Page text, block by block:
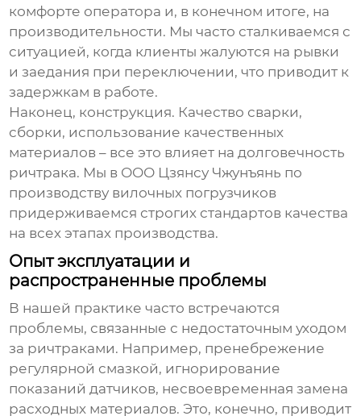
комфорте оператора и, в конечном итоге, на
производительности. Мы часто сталкиваемся с
ситуацией, когда клиенты жалуются на рывки
и заедания при переключении, что приводит к
задержкам в работе.
Наконец, конструкция. Качество сварки,
сборки, использование качественных
материалов – все это влияет на долговечность
ричтрака. Мы в ООО Цзянсу Чжунъянь по
производству вилочных погрузчиков
придерживаемся строгих стандартов качества
на всех этапах производства.
Опыт эксплуатации и
распространенные проблемы
В нашей практике часто встречаются
проблемы, связанные с недостаточным уходом
за ричтраками. Например, пренебрежение
регулярной смазкой, игнорирование
показаний датчиков, несвоевременная замена
расходных материалов. Это, конечно, приводит